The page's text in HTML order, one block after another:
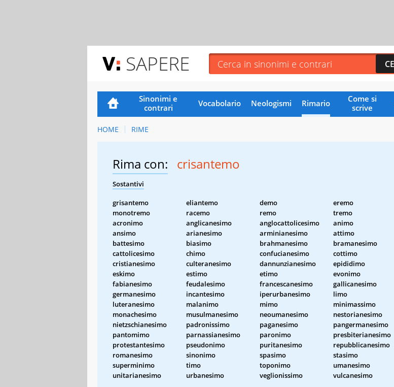
SAPERE
Sinonimi e
contrari
Vocabolario Neologismi Rimario
Come si
scrive
HOME RIME
Rima con: crisantemo
Sostantivi
grisantemo eliantemo demo
eremo
monotremo
racemo remo
tremo
acronimo
anglicanesimo anglocattolicesimo
animo
ansimo
arianesimo arminianesimo
attimo
battesimo
biasimo brahmanesimo
bramanesimo
cattolicesimo
chimo confucianesimo
cottimo
cristianesimo
culteranesimo dannunzianesimo
epididimo
eskimo
estimo etimo
evonimo
fabianesimo
feudalesimo francescanesimo
gallicanesimo
germanesimo
incantesimo iperurbanesimo
limo
luteranesimo
malanimo mimo
minimassimo
monachesimo
musulmanesimo neoumanesimo
nestorianesimo
nietzschianesimo
padronissimo paganesimo
pangermanesimo
pantomimo
parnassianesimo paronimo
presbiterianesimo
protestantesimo
pseudonimo puritanesimo
repubblicanesimo
romanesimo
sinonimo spasimo
stasimo
superminimo
timo toponimo
umanesimo
unitarianesimo
urbanesimo veglionissimo vulcanesimo